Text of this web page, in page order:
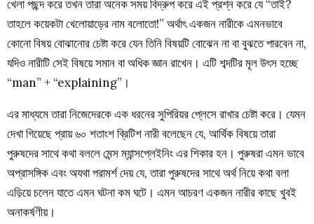
খেলা পছন্দ করে তখন তারা অনেক সময় বিদ্রুপ করে এই প্রশ্ন করে যে “তাই?
তাহলে কয়েকটা খেলোয়াড়ের নাম বলোতো!” অর্থাৎ একজন নারীকে এমনভাবে
কোনো বিষয় বোঝানোর চেষ্টা করে যেন তিনি বিষয়টি বোঝেন না বা বুঝতে পারবেন না,
যদিও নারীটি সেই বিষয়ে সমান বা অধিক জ্ঞান রাখেন। এটি শব্দটির মূল উৎস হচ্ছে
“man” + “explaining”।
এর মাধ্যমে তারা নিজেদেরকে এক ধরনের সুপিরিয়র প্লেসে রাখার চেষ্টা করে। যেমন
দেখা গিয়েছে প্রায় ৬০ শতাংশ ব্রিটিশ নারী বলেছেন যে, আর্থিক বিষয়ে তারা
পুরুষদের সাথে কথা বললে মেন্স ম্যান্সপ্লেইনিং এর শিকার হন। পুরুষরা এমন ভাবে
অপ্রাসঙ্গিক এবং অযথা পরামর্শ দেয় যে, তারা পুরুষদের সাথে অর্থ নিয়ে কথা বলা
এড়িয়ে চলেন যাতে এমন ঘটনা কম ঘটে। এমন আচরণ একজন নারীর কাছে খুবই
অনাকর্ষণীয়।